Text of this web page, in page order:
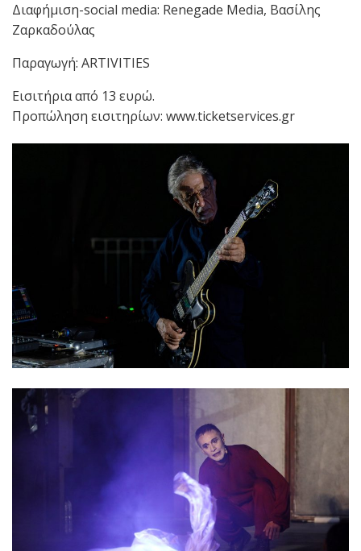
Διαφήμιση-social media: Renegade Media, Βασίλης
Ζαρκαδούλας
Παραγωγή: ARTIVITIES
Εισιτήρια από 13 ευρώ.
Προπώληση εισιτηρίων: www.ticketservices.gr